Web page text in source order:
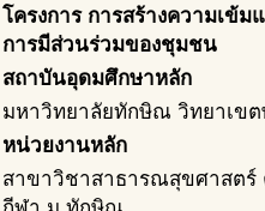
โครงการ การสร้างความเข้
การมีส่วนร่วมของชุมชน
สถาบันอุดมศึกษาหลัก
มหาวิทยาลัยทักษิณ วิทยาเขต
หน่วยงานหลัก
สาขาวิชาสาธารณสุขศาสตร์